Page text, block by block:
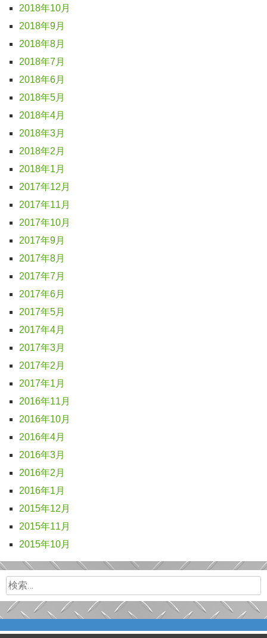
2018年10月
2018年9月
2018年8月
2018年7月
2018年6月
2018年5月
2018年4月
2018年3月
2018年2月
2018年1月
2017年12月
2017年11月
2017年10月
2017年9月
2017年8月
2017年7月
2017年6月
2017年5月
2017年4月
2017年3月
2017年2月
2017年1月
2016年11月
2016年10月
2016年4月
2016年3月
2016年2月
2016年1月
2015年12月
2015年11月
2015年10月
検索: